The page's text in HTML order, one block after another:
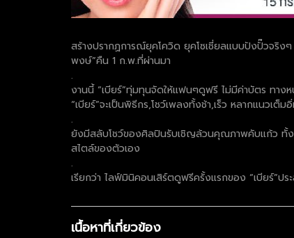
สร้างปรากฏการณ์ยุคโควิด ยุคโซเชี่ยลแบบปังปั๊วจริ
พงษ์”คืน 1 ก.พ.ที่ผ่านมา
.
งานนี้ “เบียร์”ทุ่มทุนจัดให้แฟนๆดูฟรี ไม่มีค่าบัตร ทาง
“เบียร์”จะเป็นพิธีกร,โชว์เพลงทั้งช้า,เร็ว หลากแนวเต็ม
.
ยังมีสลับโชว์ของศิลปินรับเชิญล้วนคุณภาพคับแก้ว ทั้ง
สไตล์ของตัวเอง
.
เรียกว่า ไลฟ์มินิคอนเสิร์ตดูฟรีครั้งแรกของ “เบียร์”ป
เนื้อหาที่เกี่ยวข้อง